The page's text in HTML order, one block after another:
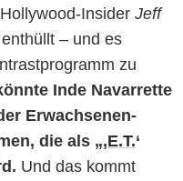
Insider Jeff
– und es
zu
Inde Navarrette
Erwachsenen-
die als „,E.T.‘
Und das kommt